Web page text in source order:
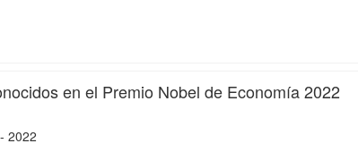
en el Premio Nobel de Economía 2022
- 2022